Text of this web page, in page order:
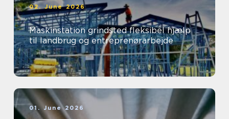
02. June 2026
Maskinstation grindsted fleksibel hjælp
til landbrug og entreprenørarbejde
01. June 2026